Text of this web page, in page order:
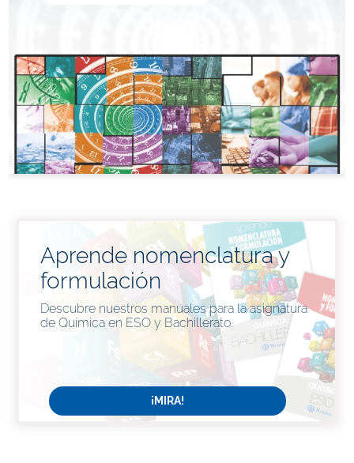
Aprende nomenclatura y
formulación
Descubre nuestros manuales para la asignatura
de Química en ESO y Bachillerato.
¡MIRA!